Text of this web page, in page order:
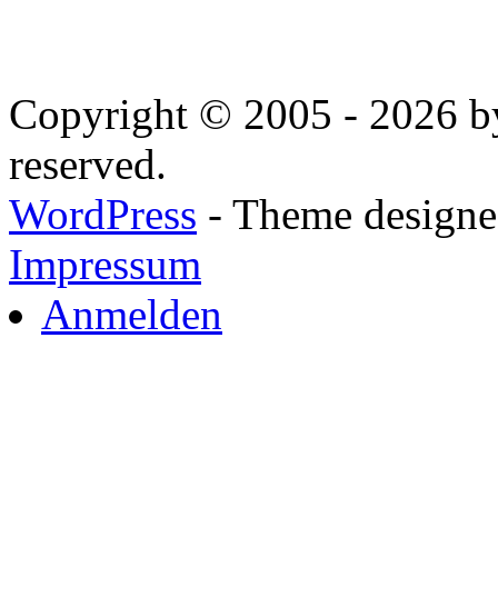
Copyright © 2005 - 2026
reserved.
WordPress - Theme
Impressum
Anmelden